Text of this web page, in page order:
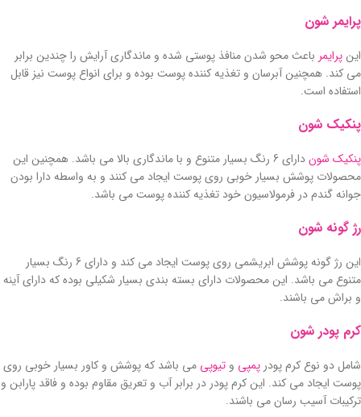
پرایمر شون
اینپرایمر باعث محو شدن منافذ پوستی شده و ماندگاری آرایش را چندین برابر
می کند. همچنین آبرسان و تغذیه کننده پوست بوده و برای انواع پوست نیز قابل
استفاده است.
پنکیک شون
پنکیک شون
دارای 6 رنگ بسیار متنوع و با ماندگاری بالا می باشد. همچنین این
محصولات پوشش بسیار خوبی روی پوست ایجاد می کنند و به واسطه دارا بودن
جوانه گندم در فرمولاسیون خود تغذیه کننده پوست می باشد.
رژ گونه شون
این رژ گونه پوشش ابریشمی روی پوست ایجاد می کند و دارای 6 رنگ بسیار
متنوع می باشد. این محصولات دارای بسته بندی بسیار شکیلی بوده که دارای آینه
و براش می باشند.
کرم پودر شون
شامل دو نوع کرم پودر پمپی و تیوپی می باشد که پوشش و کاور بسیار خوبی روی
پوست ایجاد می کند. این کرم پودر در برابر آب و تعریق مقاوم بوده و فاقد پارابن و
ترکیبات آسیب رسان می باشند.